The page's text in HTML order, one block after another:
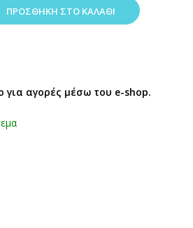
ΠΡΟΣΘΉΚΗ ΣΤΟ ΚΑΛΆΘΙ
για αγορές μέσω του e-shop.